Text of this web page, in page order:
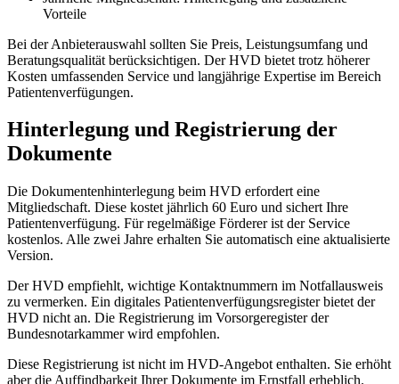
Vorteile
Bei der Anbieterauswahl sollten Sie Preis, Leistungsumfang und
Beratungsqualität berücksichtigen. Der HVD bietet trotz höherer
Kosten umfassenden Service und langjährige Expertise im Bereich
Patientenverfügungen.
Hinterlegung und Registrierung der
Dokumente
Die Dokumentenhinterlegung beim HVD erfordert eine
Mitgliedschaft. Diese kostet jährlich 60 Euro und sichert Ihre
Patientenverfügung. Für regelmäßige Förderer ist der Service
kostenlos. Alle zwei Jahre erhalten Sie automatisch eine aktualisierte
Version.
Der HVD empfiehlt, wichtige Kontaktnummern im Notfallausweis
zu vermerken. Ein digitales Patientenverfügungsregister bietet der
HVD nicht an. Die Registrierung im Vorsorgeregister der
Bundesnotarkammer wird empfohlen.
Diese Registrierung ist nicht im HVD-Angebot enthalten. Sie erhöht
aber die Auffindbarkeit Ihrer Dokumente im Ernstfall erheblich.